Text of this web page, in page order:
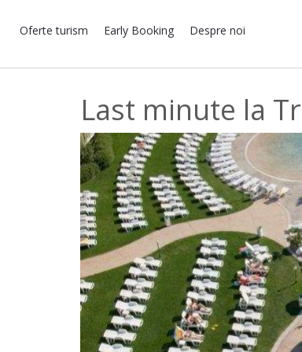
Oferte turism Early Booking Despre noi
Last minute la